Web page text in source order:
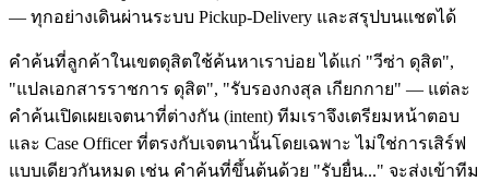
— ทุกอย่างเดินผ่านระบบ Pickup-Delivery และสรุปบนแชตได้
คำค้นที่ลูกค้าในเขตดุสิตใช้ค้นหาเราบ่อย ได้แก่ "วีซ่า ดุสิต",
"แปลเอกสารราชการ ดุสิต", "รับรองกงสุล เกียกกาย" — แต่ละ
คำค้นเปิดเผยเจตนาที่ต่างกัน (intent) ทีมเราจึงเตรียมหน้าตอบ
และ Case Officer ที่ตรงกับเจตนานั้นโดยเฉพาะ ไม่ใช่การเสิร์ฟ
แบบเดียวกันหมด เช่น คำค้นที่ขึ้นต้นด้วย "รับยื่น..." จะส่งเข้าทีม